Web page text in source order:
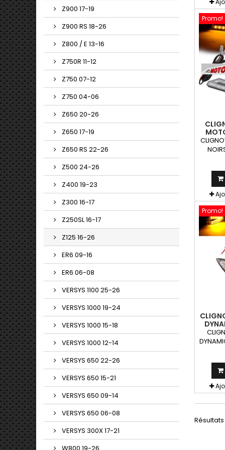
Z900 17-19
Z900 RS 18-26
Z800 / E 13-16
Z750R 11-12
Z750 07-12
Z750 04-06
Z650 20-26
Z650 17-19
Z650 RS 22-26
Z500 24-26
Z400 19-23
Z300 16-17
Z250SL 16-17
Z125 16-26
ER6 09-16
ER6 06-08
VERSYS 1100 25-26
VERSYS 1000 19-24
VERSYS 1000 15-18
VERSYS 1000 12-14
VERSYS 650 22-26
VERSYS 650 15-21
VERSYS 650 09-14
VERSYS 650 06-08
VERSYS 300X 17-21
Promo!
Promo!
Résultats